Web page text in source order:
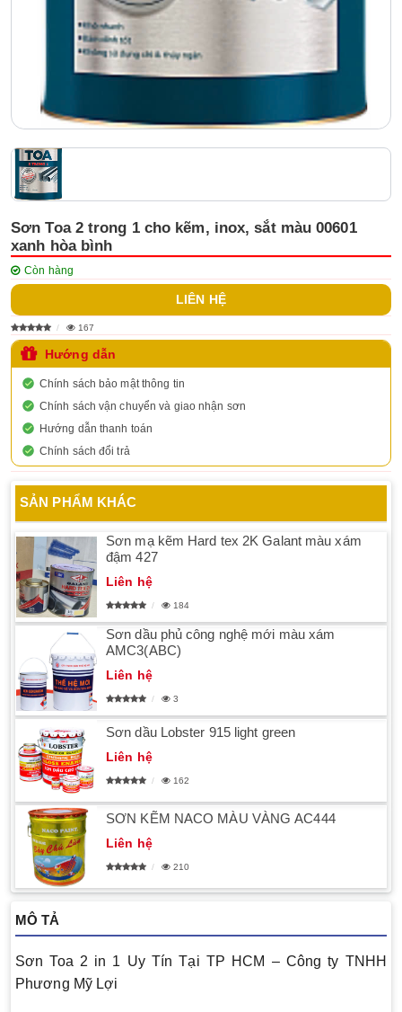
Sơn Toa 2 trong 1 cho kẽm, inox, sắt màu 00601
xanh hòa bình
Còn hàng
LIÊN HỆ
167
Hướng dẫn
Chính sách bảo mật thông tin
Chính sách vận chuyển và giao nhận sơn
Hướng dẫn thanh toán
Chính sách đổi trả
SẢN PHẨM KHÁC
Sơn mạ kẽm Hard tex 2K Galant màu xám
đậm 427
Liên hệ
184
Sơn dầu phủ công nghệ mới màu xám
AMC3(ABC)
Liên hệ
3
Sơn dầu Lobster 915 light green
Liên hệ
162
SƠN KẼM NACO MÀU VÀNG AC444
Liên hệ
210
MÔ TẢ
Sơn Toa 2 in 1 Uy Tín Tại TP HCM – Công ty TNHH
Phương Mỹ Lợi